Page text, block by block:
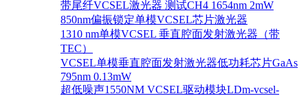
带尾纤VCSEL激光器 测试CH4 1654nm 2mW
850nm偏振锁定单模VCSEL芯片激光器
1310 nm单模VCSEL 垂直腔面发射激光器（带
TEC）
VCSEL单模垂直腔面发射激光器低功耗芯片GaAs
795nm 0.13mW
超低噪声1550NM VCSEL驱动模块LDm-vcsel-